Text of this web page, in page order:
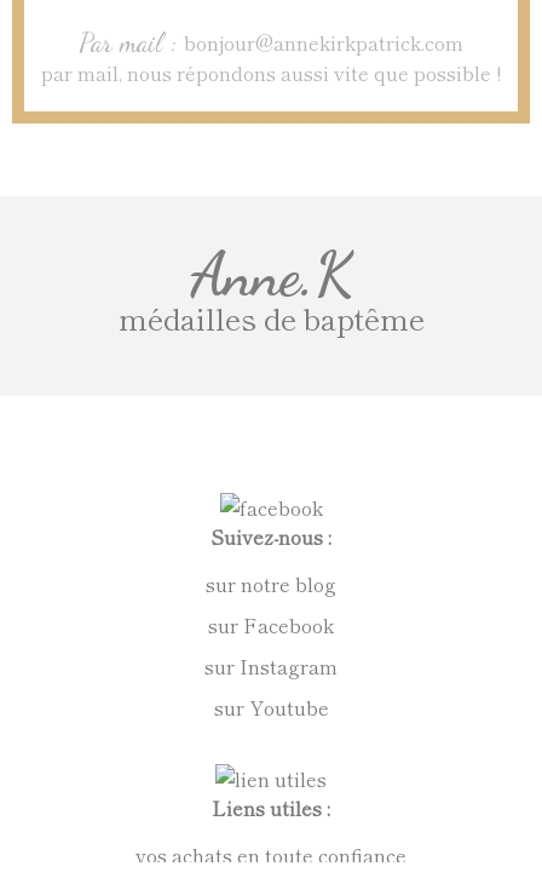
Par mail : bonjour@annekirkpatrick.com
par mail, nous répondons aussi vite que possible !
Anne.K
médailles de baptême
Suivez-nous :
sur notre blog
sur Facebook
sur Instagram
sur Youtube
Liens utiles :
vos achats en toute confiance